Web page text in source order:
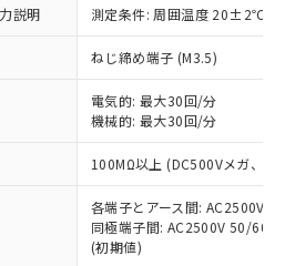
説明 測定条件: 周囲温度 20±2℃、
ねじ締め端子 (M3.5)
電気的: 最大30回/分
機械的: 最大30回/分
100MΩ以上 (DC500Vメガ、点
各端子とアース間: AC2500V
同極端子間: AC2500V 50/
(初期値)
は、当社制御機器事業取扱
在庫状況および標準価格
させていただくもので
器事業取扱商品の中には、
の対象外となる商品もある
ください。
び標準価格照会結果は、
RoHS指令（10物質）の
商品で、対応品を出す予
RoHS指令（10物質）の
調査中または確認中の
ない商品です。
より、非含有部品として
品と判明した場合などや
ことがあります。
表
材料含有率が中国RoHSの
とを示します。
料含有率が中国RoHSの
ることを示します。
す。当社販売部門へお問
れら貴社製品のうち、外国
国貿易法に定める商品